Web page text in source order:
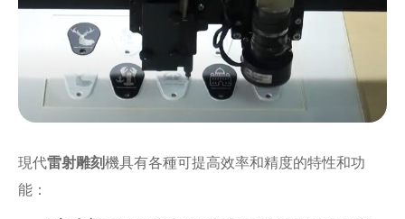
現代雷射雕刻機具有各種可提高效率和精度的特性和功
能：